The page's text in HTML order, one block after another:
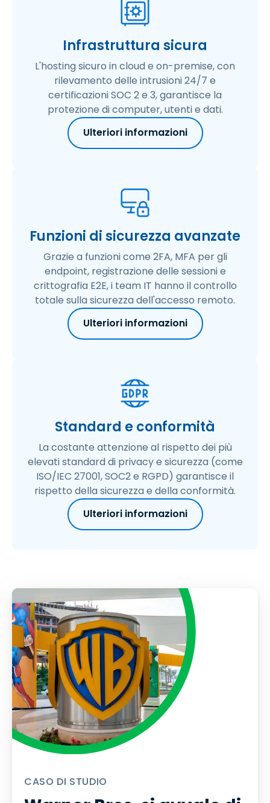
Infrastruttura sicura
L'hosting sicuro in cloud e on-premise, con
rilevamento delle intrusioni 24/7 e
certificazioni SOC 2 e 3, garantisce la
protezione di computer, utenti e dati.
Ulteriori informazioni
Funzioni di sicurezza avanzate
Grazie a funzioni come 2FA, MFA per gli
endpoint, registrazione delle sessioni e
crittografia E2E, i team IT hanno il controllo
totale sulla sicurezza dell'accesso remoto.
Ulteriori informazioni
Standard e conformità
La costante attenzione al rispetto dei più
elevati standard di privacy e sicurezza (come
ISO/IEC 27001, SOC2 e RGPD) garantisce il
rispetto della sicurezza e della conformità.
Ulteriori informazioni
CASO DI STUDIO